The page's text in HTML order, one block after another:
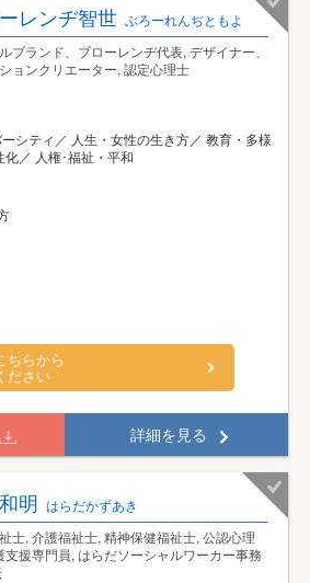
レンヂ智世 ぶろーれんぢともよ
ブランド、ブローレンヂ代表, デザイナー、
ョンクリエーター, 認定心理士
シティ／ 人生・女性の生き方／ 教育・多様
／ 人権･福祉・平和
ちらから
ださい
詳細を見る
明 はらだかずあき
士, 介護福祉士, 精神保健福祉士, 公認心理
支援専門員, はらだソーシャルワーカー事務